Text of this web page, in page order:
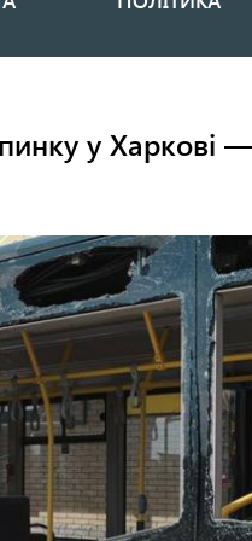
у Харкові